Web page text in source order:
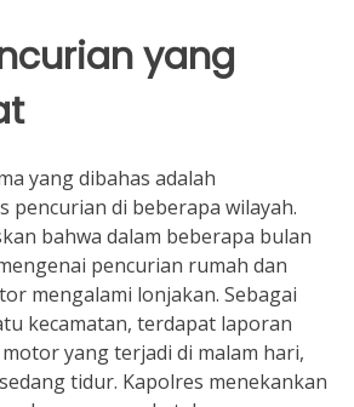
yang
yang dibahas adalah
pencurian di beberapa wilayah.
bahwa dalam beberapa bulan
pencurian rumah dan
mengalami lonjakan. Sebagai
kecamatan, terdapat laporan
yang terjadi di malam hari,
tidur. Kapolres menekankan